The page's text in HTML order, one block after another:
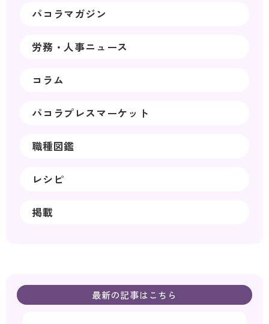
パコラマガジン
労務・人事ニュース
コラム
パコラプレスマーケット
職種図鑑
レシピ
掲載
最新の記事はこちら